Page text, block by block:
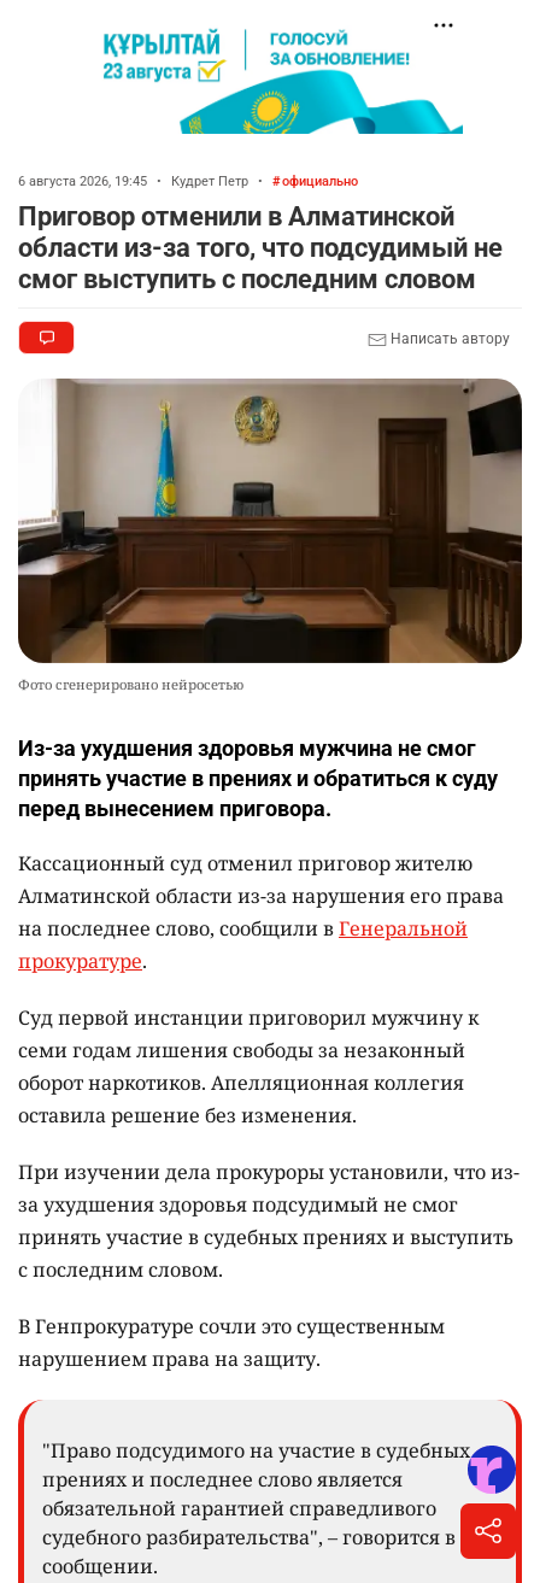
6 августа 2026, 19:45 • Кудрет Петр • официально
Приговор отменили в Алматинской
области из-за того, что подсудимый не
смог выступить с последним словом
Написать автору
Фото сгенерировано нейросетью
Из-за ухудшения здоровья мужчина не смог
принять участие в прениях и обратиться к суду
перед вынесением приговора.
Кассационный суд отменил приговор жителю
Алматинской области из-за нарушения его права
на последнее слово, сообщили вГенеральной
прокуратуре.
Суд первой инстанции приговорил мужчину к
семи годам лишения свободы за незаконный
оборот наркотиков. Апелляционная коллегия
оставила решение без изменения.
При изучении дела прокуроры установили, что из-
за ухудшения здоровья подсудимый не смог
принять участие в судебных прениях и выступить
с последним словом.
В Генпрокуратуре сочли это существенным
нарушением права на защиту.
"Право подсудимого на участие в судебных
прениях и последнее слово является
обязательной гарантией справедливого
судебного разбирательства", – говорится в
сообщении.